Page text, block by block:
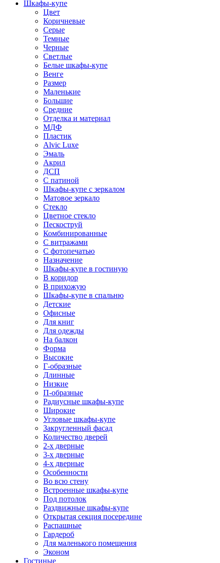
Шкафы-купе
Цвет
Коричневые
Серые
Темные
Черные
Светлые
Белые шкафы-купе
Венге
Размер
Маленькие
Большие
Средние
Отделка и материал
МДФ
Пластик
Alvic Luxe
Эмаль
Акрил
ДСП
С патиной
Шкафы-купе с зеркалом
Матовое зеркало
Стекло
Цветное стекло
Пескоструй
Комбинированные
С витражами
С фотопечатью
Назначение
Шкафы-купе в гостиную
В коридор
В прихожую
Шкафы-купе в спальню
Детские
Офисные
Для книг
Для одежды
На балкон
Форма
Высокие
Г-образные
Длинные
Низкие
П-образные
Радиусные шкафы-купе
Широкие
Угловые шкафы-купе
Закругленный фасад
Количество дверей
2-х дверные
3-х дверные
4-х дверные
Особенности
Во всю стену
Встроенные шкафы-купе
Под потолок
Раздвижные шкафы-купе
Открытая секция посередине
Распашные
Гардероб
Для маленького помещения
Эконом
Гостиные